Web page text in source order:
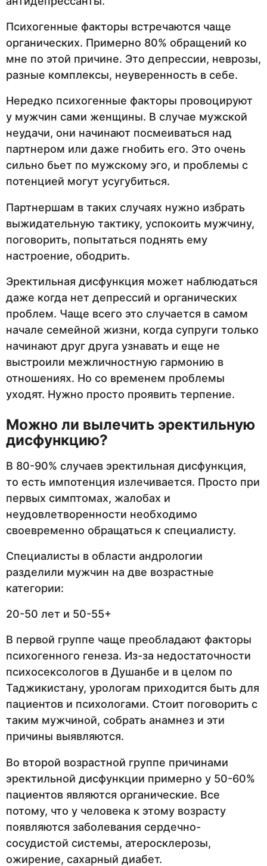
Психогенные факторы встречаются чаще
органических. Примерно 80% обращений ко
мне по этой причине. Это депрессии, неврозы,
разные комплексы, неуверенность в себе.
Нередко психогенные факторы провоцируют
у мужчин сами женщины. В случае мужской
неудачи, они начинают посмеиваться над
партнером или даже гнобить его. Это очень
сильно бьет по мужскому эго, и проблемы с
потенцией могут усугубиться.
Партнершам в таких случаях нужно избрать
выжидательную тактику, успокоить мужчину,
поговорить, попытаться поднять ему
настроение, ободрить.
Эректильная дисфункция может наблюдаться
даже когда нет депрессий и органических
проблем. Чаще всего это случается в самом
начале семейной жизни, когда супруги только
начинают друг друга узнавать и еще не
выстроили межличностную гармонию в
отношениях. Но со временем проблемы
уходят. Нужно просто проявить терпение.
Можно ли вылечить эректильную
дисфункцию?
В 80-90% случаев эректильная дисфункция,
то есть импотенция излечивается. Просто при
первых симптомах, жалобах и
неудовлетворенности необходимо
своевременно обращаться к специалисту.
Специалисты в области андрологии
разделили мужчин на две возрастные
категории:
20-50 лет и 50-55+
В первой группе чаще преобладают факторы
психогенного генеза. Из-за недостаточности
психосексологов в Душанбе и в целом по
Таджикистану, урологам приходится быть для
пациентов и психологами. Стоит поговорить с
таким мужчиной, собрать анамнез и эти
причины выявляются.
Во второй возрастной группе причинами
эректильной дисфункции примерно у 50-60%
пациентов являются органические. Все
потому, что у человека к этому возрасту
появляются заболевания сердечно-
сосудистой системы, атеросклерозы,
ожирение, сахарный диабет.